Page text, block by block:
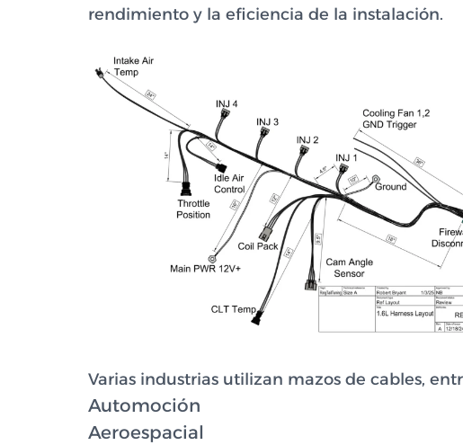
rendimiento y la eficiencia de la instalación.
Varias industrias utilizan mazos de cables,
Automoción
Aeroespacial